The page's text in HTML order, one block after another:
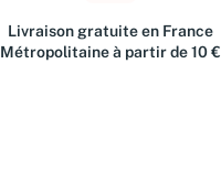
Livraison gratuite en France
Métropolitaine à partir de 10 €